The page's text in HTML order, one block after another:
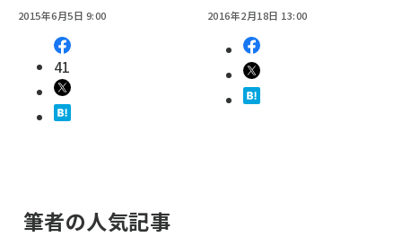
2015年6月5日 9:00
41
2016年2月18日 13:00
筆者の人気記事